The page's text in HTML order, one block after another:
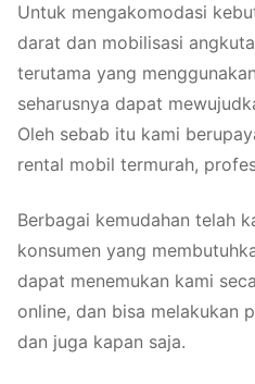
Untuk mengakomodasi
darat dan mobilisasi
terutama yang
seharusnya dapat
Oleh sebab itu kami
rental mobil termurah,
Berbagai kemudahan telah
konsumen yang
dapat menemukan kami
online, dan bisa melakukan
dan juga kapan saja.